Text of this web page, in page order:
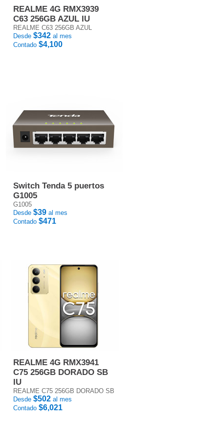
REALME 4G RMX3939
C63 256GB AZUL IU
REALME C63 256GB AZUL
Desde $342 al mes
Contado $4,100
Switch Tenda 5 puertos
G1005
G1005
Desde $39 al mes
Contado $471
REALME 4G RMX3941
C75 256GB DORADO SB
IU
REALME C75 256GB DORADO SB
Desde $502 al mes
Contado $6,021